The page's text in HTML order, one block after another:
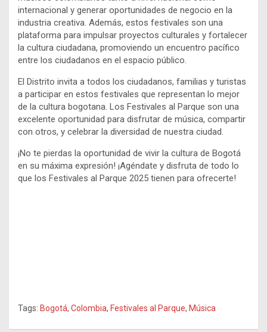
internacional y generar oportunidades de negocio en la
industria creativa. Además, estos festivales son una
plataforma para impulsar proyectos culturales y fortalecer
la cultura ciudadana, promoviendo un encuentro pacífico
entre los ciudadanos en el espacio público.
El Distrito invita a todos los ciudadanos, familias y turistas
a participar en estos festivales que representan lo mejor
de la cultura bogotana. Los Festivales al Parque son una
excelente oportunidad para disfrutar de música, compartir
con otros, y celebrar la diversidad de nuestra ciudad.
¡No te pierdas la oportunidad de vivir la cultura de Bogotá
en su máxima expresión! ¡Agéndate y disfruta de todo lo
que los Festivales al Parque 2025 tienen para ofrecerte!
Tags: Bogotá, Colombia, Festivales al Parque, Música